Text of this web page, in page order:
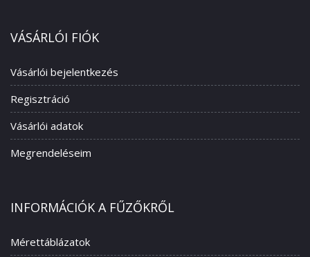
VÁSÁRLÓI FIÓK
Vásárlói bejelentkezés
Regisztráció
Vásárlói adatok
Megrendeléseim
INFORMÁCIÓK A FŰZŐKRŐL
Mérettáblázatok